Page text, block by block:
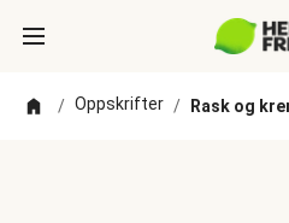
/ Oppskrifter / Rask og